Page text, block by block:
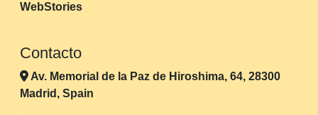
WebStories
Contacto
Av. Memorial de la Paz de Hiroshima, 64, 28300
Madrid, Spain